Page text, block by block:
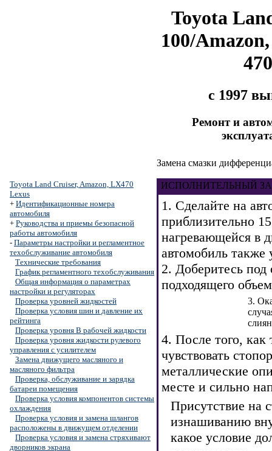
Toyota
100/
470
с 1997
Ремонт и
Toyota Land Cruiser, Amazon, LX470
Lexus
+ Идентификационные номера
автомобиля
+ Руководства и приемы безопасной
работы автомобиля
- Параметры настройки и регламентное
техобслуживание автомобиля
Технические требования
График регламентного техобслуживания
Общая информация о параметрах
настройки и регуляторах
Проверка уровней жидкостей
Проверка условия шин и давление их
рейтинга
Проверка уровня В рабочей жидкости
Проверка уровня жидкости рулевого
управления с усилителем
Замена движущего масляного и
масляного фильтра
Проверка, обслуживание и зарядка
батареи помещения
Проверка условия компонентов системы
охлаждения
Проверка условия и замена шлангов
расположены в движущем отделении
Проверка условия и замена стряхивают
дворников экрана
Замена смазки
ИСПОЛНИТЕЛЬНЫЙ
1. Сделайте на
приблизительно
нагревающейся в
автомобиль также
2. Доберитесь под
подходящего
3.
4. После того, как
чувствовать
металлические
месте и сильно
Присутствие на
изнашиванию
какое условие